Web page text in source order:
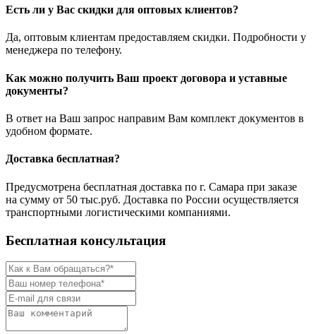
Есть ли у Вас скидки для оптовых клиентов?
Да, оптовым клиентам предоставляем скидки. Подробности у
менеджера по телефону.
Как можно получить Ваш проект договора и уставные
документы?
В ответ на Ваш запрос направим Вам комплект документов в
удобном формате.
Доставка бесплатная?
Предусмотрена бесплатная доставка по г. Самара при заказе
на сумму от 50 тыс.руб. Доставка по России осуществляется
транспортными логистическими компаниями.
Бесплатная консультация